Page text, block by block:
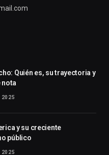
Quién es, su trayectoria y
nota
2025
y su creciente
público
2025